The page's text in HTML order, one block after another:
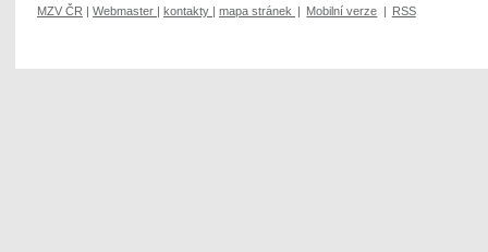
MZV ČR Webmaster kontakty mapa stránek Mobilní verze RSS